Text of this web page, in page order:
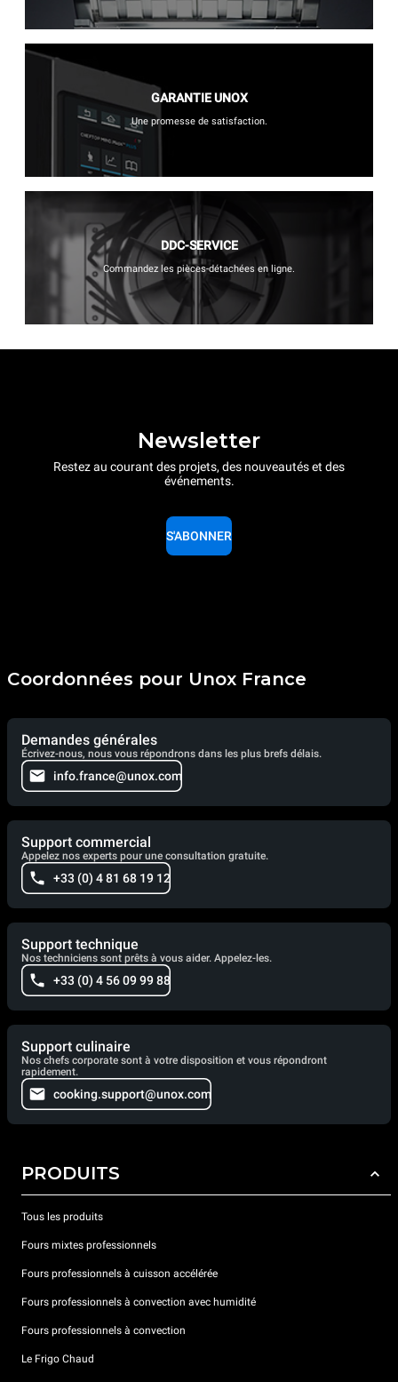
GARANTIE UNOX
Une promesse de satisfaction.
DDC-SERVICE
Commandez les pièces-détachées en ligne.
Newsletter
Restez au courant des projets, des nouveautés et des
événements.
S'ABONNER
Coordonnées pour Unox France
Demandes générales
Écrivez-nous, nous vous répondrons dans les plus brefs délais.
info.france@unox.com
Support commercial
Appelez nos experts pour une consultation gratuite.
+33 (0) 4 81 68 19 12
Support technique
Nos techniciens sont prêts à vous aider. Appelez-les.
+33 (0) 4 56 09 99 88
Support culinaire
Nos chefs corporate sont à votre disposition et vous répondront
rapidement.
cooking.support@unox.com
PRODUITS
Tous les produits
Fours mixtes professionnels
Fours professionnels à cuisson accélérée
Fours professionnels à convection avec humidité
Fours professionnels à convection
Le Frigo Chaud